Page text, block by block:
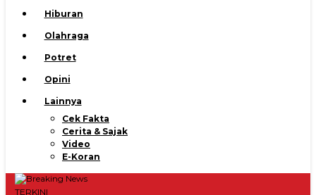
Hiburan
Olahraga
Potret
Opini
Lainnya
Cek Fakta
Cerita & Sajak
Video
E-Koran
TERKINI